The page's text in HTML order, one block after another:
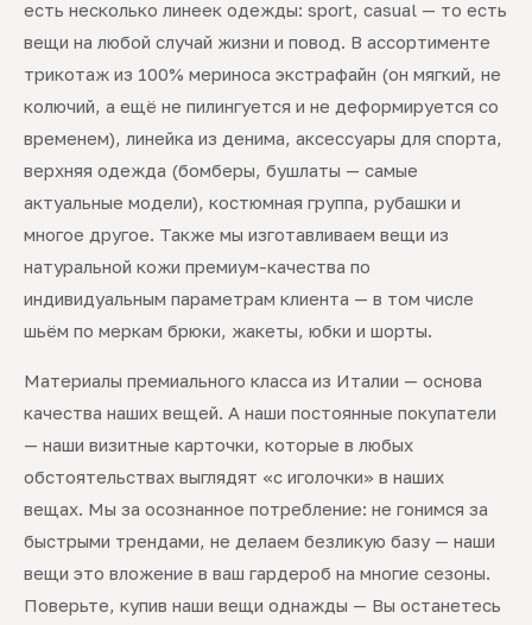
есть несколько линеек одежды: sport, casual — то есть
вещи на любой случай жизни и повод. В ассортименте
трикотаж из 100% мериноса экстрафайн (он мягкий, не
колючий, а ещё не пилингуется и не деформируется со
временем), линейка из денима, аксессуары для спорта,
верхняя одежда (бомберы, бушлаты — самые
актуальные модели), костюмная группа, рубашки и
многое другое. Также мы изготавливаем вещи из
натуральной кожи премиум-качества по
индивидуальным параметрам клиента — в том числе
шьём по меркам брюки, жакеты, юбки и шорты.
Материалы премиального класса из Италии — основа
качества наших вещей. А наши постоянные покупатели
— наши визитные карточки, которые в любых
обстоятельствах выглядят «с иголочки» в наших
вещах. Мы за осознанное потребление: не гонимся за
быстрыми трендами, не делаем безликую базу — наши
вещи это вложение в ваш гардероб на многие сезоны.
Поверьте, купив наши вещи однажды — Вы останетесь